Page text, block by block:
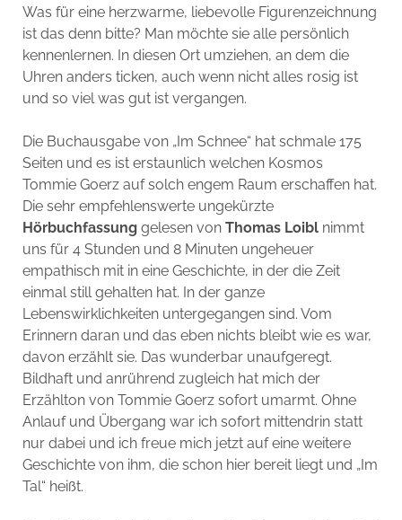
Was für eine herzwarme, liebevolle Figurenzeichnung
ist das denn bitte? Man möchte sie alle persönlich
kennenlernen. In diesen Ort umziehen, an dem die
Uhren anders ticken, auch wenn nicht alles rosig ist
und so viel was gut ist vergangen.
Die Buchausgabe von „Im Schnee“ hat schmale 175
Seiten und es ist erstaunlich welchen Kosmos
Tommie Goerz auf solch engem Raum erschaffen hat.
Die sehr empfehlenswerte ungekürzte
Hörbuchfassunggelesen von Thomas Loiblnimmt
uns für 4 Stunden und 8 Minuten ungeheuer
empathisch mit in eine Geschichte, in der die Zeit
einmal still gehalten hat. In der ganze
Lebenswirklichkeiten untergegangen sind. Vom
Erinnern daran und das eben nichts bleibt wie es war,
davon erzählt sie. Das wunderbar unaufgeregt.
Bildhaft und anrührend zugleich hat mich der
Erzählton von Tommie Goerz sofort umarmt. Ohne
Anlauf und Übergang war ich sofort mittendrin statt
nur dabei und ich freue mich jetzt auf eine weitere
Geschichte von ihm, die schon hier bereit liegt und „Im
Tal“ heißt.